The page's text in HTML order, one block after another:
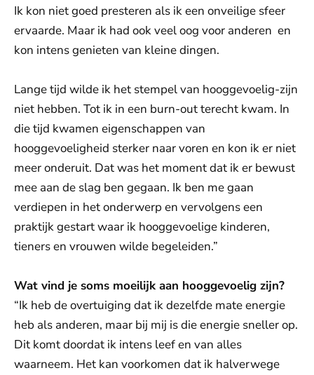
Ik kon niet goed presteren als ik een onveilige sfeer
ervaarde. Maar ik had ook veel oog voor anderen en
kon intens genieten van kleine dingen.
Lange tijd wilde ik het stempel van hooggevoelig-zijn
niet hebben. Tot ik in een burn-out terecht kwam. In
die tijd kwamen eigenschappen van
hooggevoeligheid sterker naar voren en kon ik er niet
meer onderuit. Dat was het moment dat ik er bewust
mee aan de slag ben gegaan. Ik ben me gaan
verdiepen in het onderwerp en vervolgens een
praktijk gestart waar ik hooggevoelige kinderen,
tieners en vrouwen wilde begeleiden.”
Wat vind je soms moeilijk aan hooggevoelig zijn?
“Ik heb de overtuiging dat ik dezelfde mate energie
heb als anderen, maar bij mij is die energie sneller op.
Dit komt doordat ik intens leef en van alles
waarneem. Het kan voorkomen dat ik halverwege